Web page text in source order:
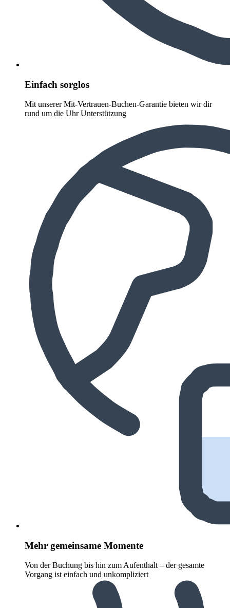
Einfach sorglos
Mit unserer Mit-Vertrauen-Buchen-Garantie bieten wir dir
rund um die Uhr Unterstützung
Mehr gemeinsame Momente
Von der Buchung bis hin zum Aufenthalt – der gesamte
Vorgang ist einfach und unkompliziert